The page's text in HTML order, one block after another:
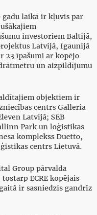
gadu laikā ir kļuvis par
investoriem Baltijā,
Latvijā, Igaunijā
23 īpašumi ar kopējo
un aizpildījumu
objektiem ir
centrs Galleria
Latvijā; SEB
Park un loģistikas
komplekss Duetto,
centrs Lietuvā.
Group pārvalda
ECRE kopējais
ir sasniedzis gandrīz